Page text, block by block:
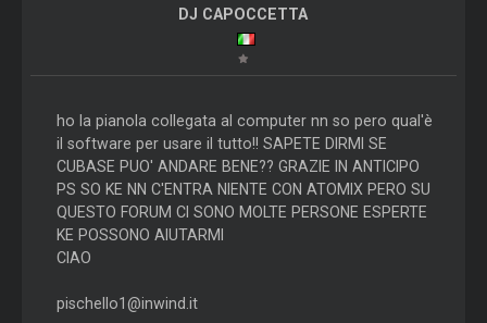
DJ CAPOCCETTA
ho la pianola collegata al computer nn so pero qual'è
il software per usare il tutto!! SAPETE DIRMI SE
CUBASE PUO' ANDARE BENE?? GRAZIE IN ANTICIPO
PS SO KE NN C'ENTRA NIENTE CON ATOMIX PERO SU
QUESTO FORUM CI SONO MOLTE PERSONE ESPERTE
KE POSSONO AIUTARMI
CIAO
pischello1@inwind.it